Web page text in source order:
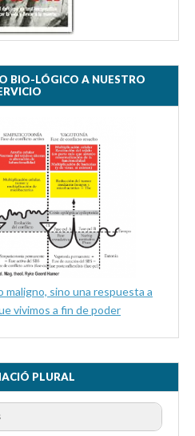
BIO-LÓGICO A NUESTRO
maligno, sino una respuesta a
vivimos a fin de poder
PLURAL